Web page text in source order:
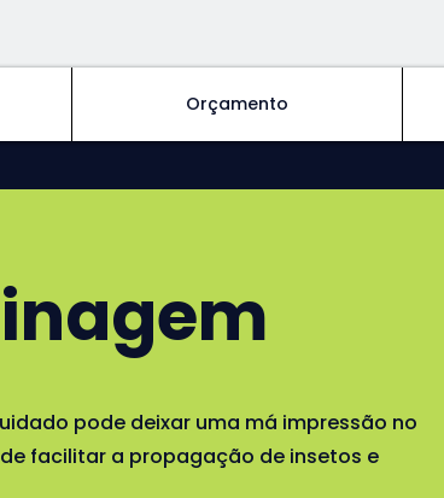
Orçamento
pode deixar uma má impressão no
facilitar a propagação de insetos e